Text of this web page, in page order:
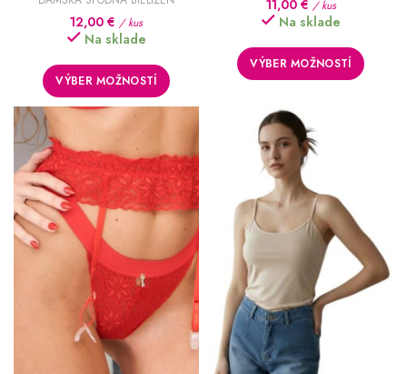
12,00 € / kus
Na sklade
VÝBER MOŽNOSTÍ
11,00 € / kus
Na sklade
VÝBER MOŽNOSTÍ